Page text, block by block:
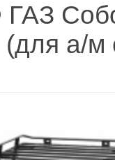
ГАЗ
а/м